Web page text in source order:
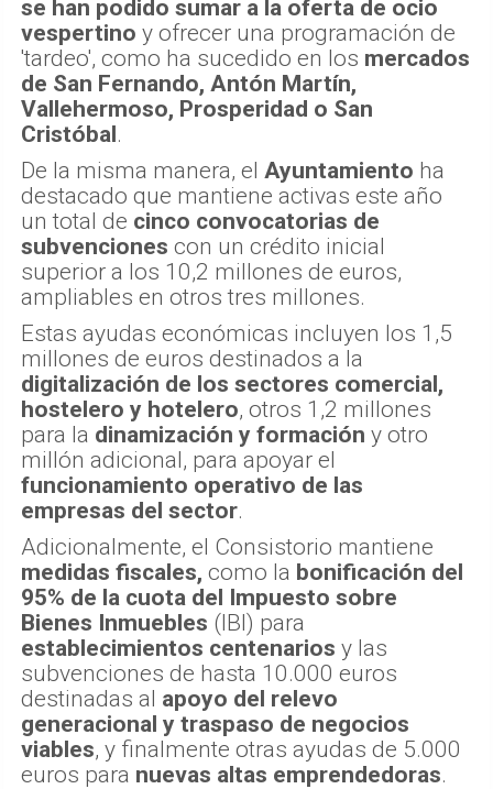
se han podido sumar a la oferta de ocio
vespertino y ofrecer una programación de
'tardeo', como ha sucedido en los mercados
de San Fernando, Antón Martín,
Vallehermoso, Prosperidad o San
Cristóbal.
De la misma manera, el Ayuntamiento ha
destacado que mantiene activas este año
un total de cinco convocatorias de
subvenciones con un crédito inicial
superior a los 10,2 millones de euros,
ampliables en otros tres millones.
Estas ayudas económicas incluyen los 1,5
millones de euros destinados a la
digitalización de los sectores comercial,
hostelero y hotelero, otros 1,2 millones
para la dinamización y formación y otro
millón adicional, para apoyar el
funcionamiento operativo de las
empresas del sector.
Adicionalmente, el Consistorio mantiene
medidas fiscales, como la bonificación del
95% de la cuota del Impuesto sobre
Bienes Inmuebles (IBI) para
establecimientos centenarios y las
subvenciones de hasta 10.000 euros
destinadas al apoyo del relevo
generacional y traspaso de negocios
viables, y finalmente otras ayudas de 5.000
euros para nuevas altas emprendedoras.